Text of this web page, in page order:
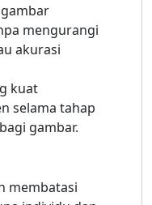
mengurangi
akurasi
kuat
selama tahap
gambar.
membatasi